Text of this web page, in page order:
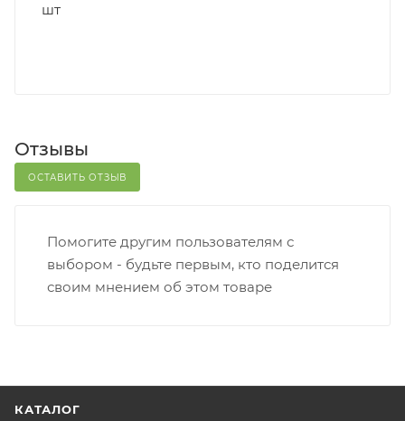
шт
Отзывы
ОСТАВИТЬ ОТЗЫВ
Помогите другим пользователям с
выбором - будьте первым, кто поделится
своим мнением об этом товаре
КАТАЛОГ